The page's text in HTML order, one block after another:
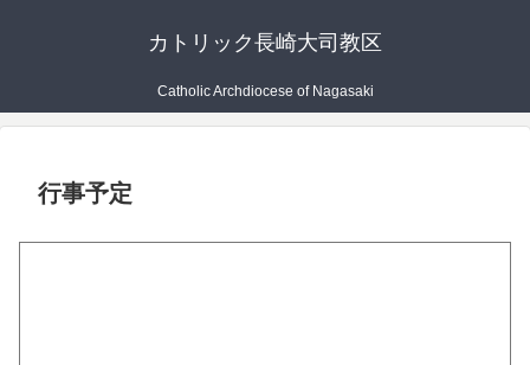
カトリック長崎大司教区
Catholic Archdiocese of Nagasaki
行事予定